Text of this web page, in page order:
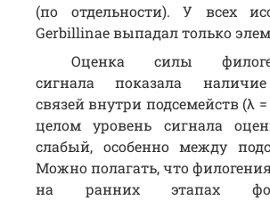
(по отдельности). У всех
Gerbillinae выпадал только
Оценка силы
сигнала показала
связей внутри подсемейств (λ =
целом уровень сигнала
слабый, особенно между
Можно полагать, что
на ранних этапах